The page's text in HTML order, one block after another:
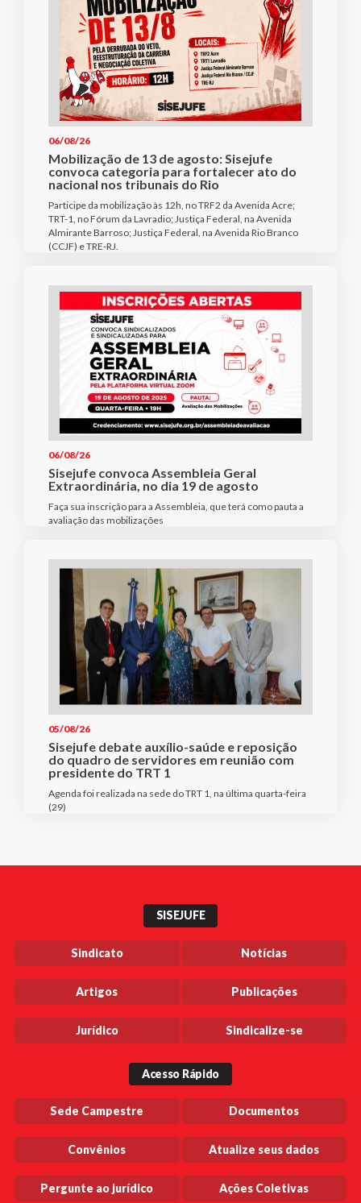
06/08/26
Mobilização de 13 de agosto: Sisejufe
convoca categoria para fortalecer ato do
nacional nos tribunais do Rio
Participe da mobilização às 12h, no TRF2 da Avenida Acre;
TRT-1, no Fórum da Lavradio; Justiça Federal, na Avenida
Almirante Barroso; Justiça Federal, na Avenida Rio Branco
(CCJF) e TRE-RJ.
06/08/26
Sisejufe convoca Assembleia Geral
Extraordinária, no dia 19 de agosto
Faça sua inscrição para a Assembleia, que terá como pauta a
avaliação das mobilizações
05/08/26
Sisejufe debate auxílio-saúde e reposição
do quadro de servidores em reunião com
presidente do TRT 1
Agenda foi realizada na sede do TRT 1, na última quarta-feira
(29)
SISEJUFE
Sindicato Notícias
Artigos Publicações
Jurídico Sindicalize-se
Acesso Rápido
Sede Campestre Documentos
Convênios Atualize seus dados
Pergunte ao jurídico Ações Coletivas